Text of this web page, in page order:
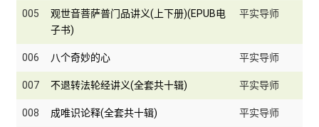
005
观世音菩萨普门品讲义(上下册)(EPUB电
子书)
平实导师
006 八个奇妙的心 平实导师
007 不退转法轮经讲义(全套共十辑) 平实导师
008 成唯识论释(全套共十辑) 平实导师